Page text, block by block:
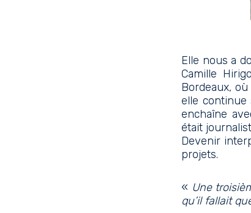
Elle nous a
Camille
Bordeaux,
elle continue
enchaîne
était
Devenir
projets.
« Une
qu’il fallait